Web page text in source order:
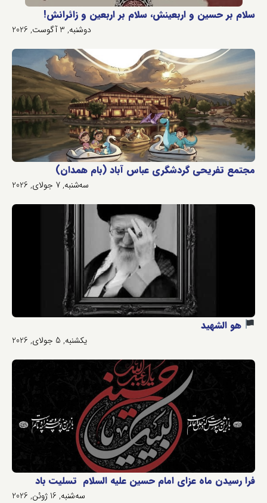
سلام بر حسین و اربعینش، سلام بر اربعین و زائرانش!
دوشنبه, 3 آگوست, 2026
مجتمع تفریحی گردشگری عباس آباد (بام همدان)
سه‌شنبه, 7 جولای, 2026
هو الشهید
یکشنبه, 5 جولای, 2026
فرا رسیدن ماه عزای امام حسین علیه السلام تسلیت باد
سه‌شنبه, 16 ژوئن, 2026